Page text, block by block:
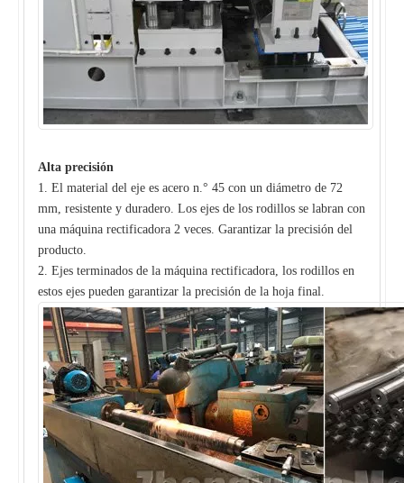
Alta precisión
1. El material del eje es acero n.° 45 con un diámetro de 72
mm, resistente y duradero. Los ejes de los rodillos se labran con
una máquina rectificadora 2 veces. Garantizar la precisión del
producto.
2. Ejes terminados de la máquina rectificadora, los rodillos en
estos ejes pueden garantizar la precisión de la hoja final.